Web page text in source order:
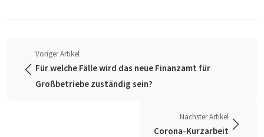
Voriger Artikel
Für welche Fälle wird das neue Finanzamt für
Großbetriebe zuständig sein?
Nächster Artikel
Corona-Kurzarbeit